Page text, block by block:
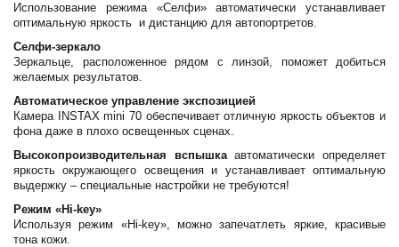
Использование режима «Селфи» автоматически устанавливает
оптимальную яркость и дистанцию для автопортретов.
Селфи-зеркало
Зеркальце, расположенное рядом с линзой, поможет добиться
желаемых результатов.
Автоматическое управление экспозицией
Камера INSTAX mini 70 обеспечивает отличную яркость объектов и
фона даже в плохо освещенных сценах.
Высокопроизводительная вспышкаавтоматически определяет
яркость окружающего освещения и устанавливает оптимальную
выдержку – специальные настройки не требуются!
Режим «Hi-key»
Используя режим «Hi-key», можно запечатлеть яркие, красивые
тона кожи.